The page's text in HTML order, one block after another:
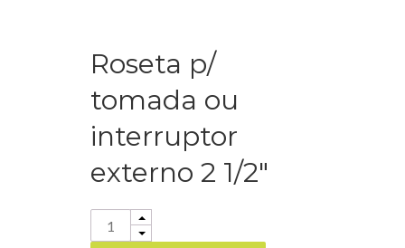
Roseta p/
tomada ou
interruptor
externo 2 1/2″
Quantity